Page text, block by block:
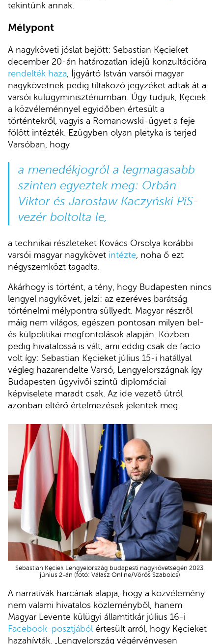
tekintünk annak.
Mélypont
A nagyköveti jóslat bejött: Sebastian Kęcieket
december 20-án határozatlan idejű konzultációra
rendelték haza , Íjgyártó István varsói magyar
nagykövetnek pedig tiltakozó jegyzéket adtak át a
varsói külügyminisztériumban. Úgy tudjuk, Kęciek
a közvéleménnyel egyidőben értesült a
történtekről, vagyis a Romanowski-ügyet a feje
fölött intézték. Ezügyben olyan pletyka is terjed
Varsóban, hogy
a menedékjogról a legmagasabb
szinten egyeztek meg: Orbán
Viktor és Jarosław Kaczyński PiS-
vezér boltolta le,
a technikai részleteket Kovács Orsolya korábbi
varsói magyar nagykövet intézte , noha ő ezt
négyszemközt tagadta.
Akárhogy is történt, a tény, hogy Budapesten nincs
lengyel nagykövet, jelzi: az ezeréves barátság
történelmi mélypontra süllyedt. Magyar részről
máig nem világos, egészen pontosan milyen bel-
és külpolitikai megfontolások alapján. Közben
pedig hivatalossá is vált, ami eddig csak de facto
volt így: Sebastian Kęcieket július 15-i hatállyal
végleg hazarendelte Varsó, Lengyelországnak így
Budapesten ügyvivői szintű diplomáciai
képviselete maradt csak. Az ide vezető útról
azonban eltérő értelmezések jelentek meg.
Sebastian Kęciek Lengyelország budapesti nagykövetségén 2023.
június 2-án (fotó: Válasz Online/Vörös Szabolcs)
A narratívák harcának alapja, hogy a közvélemény
nem valami hivatalos közleményből, hanem
Magyar Levente külügyi államtitkár július 16-i
Facebook-posztjából értesült arról, hogy Kęcieket
hazahívták. „Lengyelország végérvényesen